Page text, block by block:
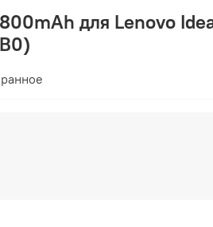
для Lenovo